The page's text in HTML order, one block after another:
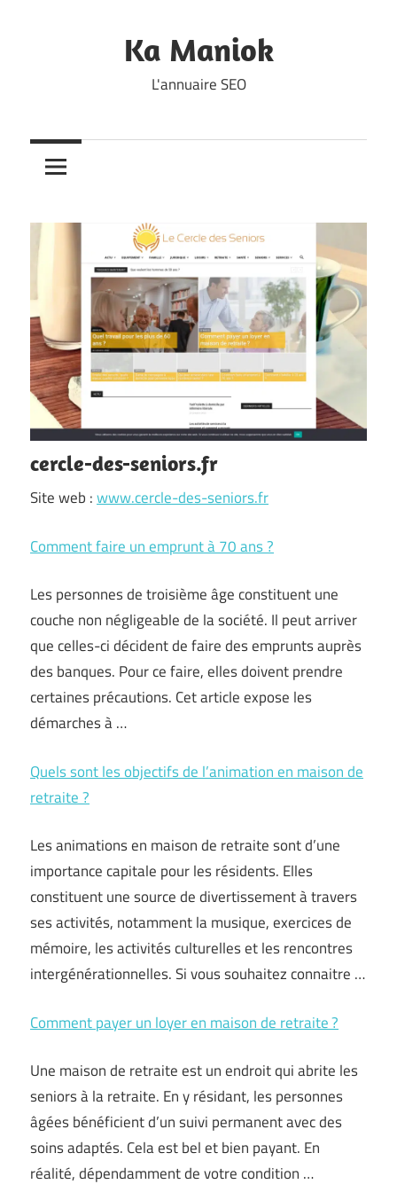
Ka Maniok
L'annuaire SEO
cercle-des-seniors.fr
Site web :www.cercle-des-seniors.fr
Comment faire un emprunt à 70 ans ?
Les personnes de troisième âge constituent une
couche non négligeable de la société. Il peut arriver
que celles-ci décident de faire des emprunts auprès
des banques. Pour ce faire, elles doivent prendre
certaines précautions. Cet article expose les
démarches à …
Quels sont les objectifs de l’animation en maison de
retraite ?
Les animations en maison de retraite sont d’une
importance capitale pour les résidents. Elles
constituent une source de divertissement à travers
ses activités, notamment la musique, exercices de
mémoire, les activités culturelles et les rencontres
intergénérationnelles. Si vous souhaitez connaitre …
Comment payer un loyer en maison de retraite ?
Une maison de retraite est un endroit qui abrite les
seniors à la retraite. En y résidant, les personnes
âgées bénéficient d’un suivi permanent avec des
soins adaptés. Cela est bel et bien payant. En
réalité, dépendamment de votre condition …